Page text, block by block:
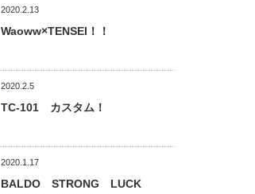
2020.2.13
Waoww×TENSEI！！
2020.2.5
TC-101 カスタム！
2020.1.17
BALDO STRONG LUCK